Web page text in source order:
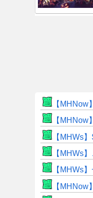
【MHNow
【MHNow
【MHWs】
【MHWs
【MHWs
【MHNow